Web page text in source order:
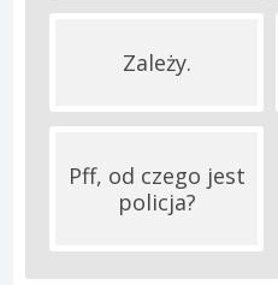
Zależy.
Pff, od czego jest
policja?